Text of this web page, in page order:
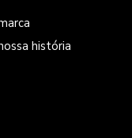
história